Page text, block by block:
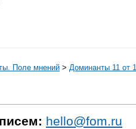
Поле мнений > Доминанты 11 от
hello@fom.ru